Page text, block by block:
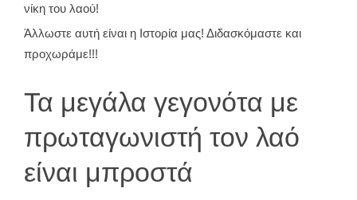
νίκη του λαού!
Άλλωστε αυτή είναι η Ιστορία μας! Διδασκόμαστε και
προχωράμε!!!
Τα μεγάλα γεγονότα με
πρωταγωνιστή τον λαό
είναι μπροστά